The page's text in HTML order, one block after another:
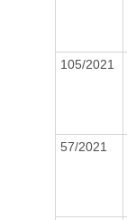
105/2021
57/2021